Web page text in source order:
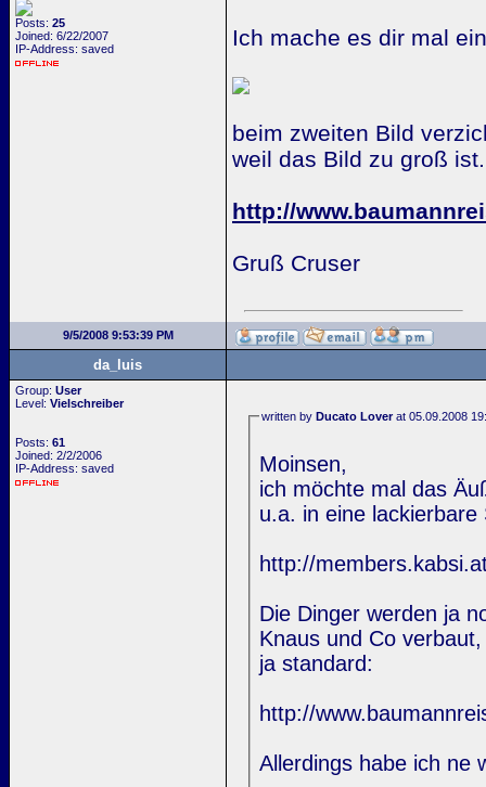
Posts: 25
Joined: 6/22/2007
IP-Address: saved
Ich mache es dir mal
beim zweiten Bild
weil das Bild zu groß ist.
http://
Gruß Cruser
9/5/2008 9:53:39 PM
da_luis
Group: User
Level: Vielschreiber
Posts: 61
Joined: 2/2/2006
IP-Address: saved
written byDucato Loverat 05.09.2008
Moinsen,
ich möchte mal das
u.a. in eine
http://
Die Dinger werden ja
Knaus und Co
ja standard:
http://
Allerdings habe ich ne